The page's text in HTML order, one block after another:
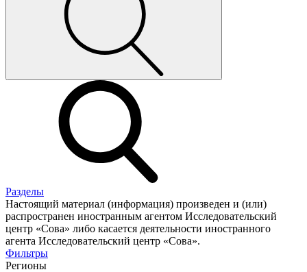
Разделы
Настоящий материал (информация) произведен и (или)
распространен иностранным агентом Исследовательский
центр «Сова» либо касается деятельности иностранного
агента Исследовательский центр «Сова».
Фильтры
Регионы